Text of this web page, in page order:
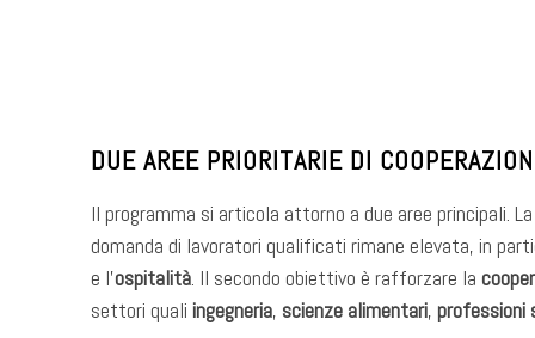
DUE AREE PRIORITARIE DI
Il programma si articola attorno a due aree principali.
domanda di lavoratori qualificati rimane elevata, in
e l’ospitalità. Il secondo obiettivo è rafforzare la
settori quali ingegneria, scienze alimentari, professioni